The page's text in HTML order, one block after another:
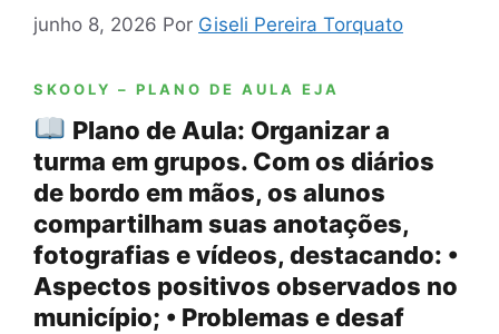
junho 8, 2026 Por Giseli Pereira Torquato
SKOOLY – PLANO DE AULA EJA
Plano de Aula: Organizar a
turma em grupos. Com os diários
de bordo em mãos, os alunos
compartilham suas anotações,
fotografias e vídeos, destacando: •
Aspectos positivos observados no
município; • Problemas e desaf